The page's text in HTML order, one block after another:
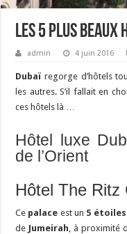
Les 5 plus beaux
admin 4 juin 2016
Dubaï regorge d’hôtels
les autres. S’il fallait en
ces hôtels là …
Hôtel luxe
de l’Orient
Hôtel The Ritz
Ce palace est un 5 étoiles
de Jumeirah , à proximité